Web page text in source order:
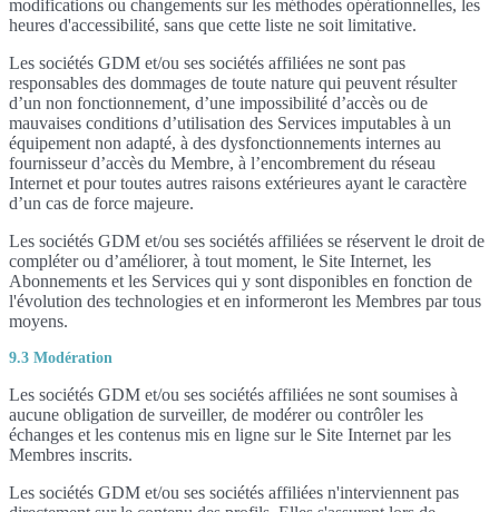
modifications ou changements sur les méthodes opérationnelles, les
heures d'accessibilité, sans que cette liste ne soit limitative.
Les sociétés GDM et/ou ses sociétés affiliées ne sont pas
responsables des dommages de toute nature qui peuvent résulter
d’un non fonctionnement, d’une impossibilité d’accès ou de
mauvaises conditions d’utilisation des Services imputables à un
équipement non adapté, à des dysfonctionnements internes au
fournisseur d’accès du Membre, à l’encombrement du réseau
Internet et pour toutes autres raisons extérieures ayant le caractère
d’un cas de force majeure.
Les sociétés GDM et/ou ses sociétés affiliées se réservent le droit de
compléter ou d’améliorer, à tout moment, le Site Internet, les
Abonnements et les Services qui y sont disponibles en fonction de
l'évolution des technologies et en informeront les Membres par tous
moyens.
9.3 Modération
Les sociétés GDM et/ou ses sociétés affiliées ne sont soumises à
aucune obligation de surveiller, de modérer ou contrôler les
échanges et les contenus mis en ligne sur le Site Internet par les
Membres inscrits.
Les sociétés GDM et/ou ses sociétés affiliées n'interviennent pas